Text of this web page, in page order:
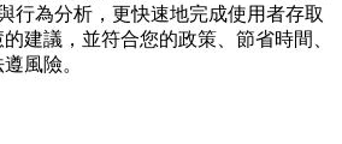
行為分析，更快速地完成使用者存取
建議，並符合您的政策、節省時間、
風險。